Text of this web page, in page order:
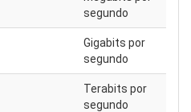
segundo
Gigabits por
segundo
Terabits por
segundo